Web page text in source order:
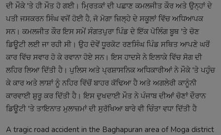
ਦੀ ਮੌਕੇ 'ਤੇ ਹੀ ਮੌਤ ਹੋ ਗਈ। ਮ੍ਰਿਤਕਾਂ ਦੀ ਪਛਾਣ ਕਮਲਜੀਤ ਕੌਰ ਅਤੇ ਉਨ੍ਹਾਂ ਦੇ
ਪਤੀ ਜਸਕਰਨ ਸਿੰਘ ਵਜੋਂ ਹੋਈ ਹੈ, ਜੋ ਮੋਗਾ ਜ਼ਿਲ੍ਹੇ ਦੇ ਸਕੂਲਾਂ ਵਿੱਚ ਅਧਿਆਪਕ
ਸਨ। ਕਮਲਜੀਤ ਕੌਰ ਇਸ ਸਮੇਂ ਸੰਗਤਪੁਰਾ ਪਿੰਡ ਦੇ ਇੱਕ ਪੋਲਿੰਗ ਬੂਥ 'ਤੇ ਚੋਣ
ਡਿਊਟੀ ਲਈ ਜਾ ਰਹੀ ਸੀ। ਉਹ ਦੋਵੇਂ ਧੂਰਕੋਟ ਰਣਸਿੰਘ ਪਿੰਡ ਸਥਿਤ ਆਪਣੇ ਘਰੋਂ
ਕਾਰ ਵਿੱਚ ਸਵਾਰ ਹੋ ਕੇ ਰਵਾਨਾ ਹੋਏ ਸਨ। ਇਸ ਹਾਦਸੇ ਨੇ ਇਲਾਕੇ ਵਿੱਚ ਸੋਗ ਦੀ
ਲਹਿਰ ਲਿਆ ਦਿੱਤੀ ਹੈ। ਪੁਲਿਸ ਅਤੇ ਪ੍ਰਸ਼ਾਸਨਿਕ ਅਧਿਕਾਰੀਆਂ ਨੇ ਮੌਕੇ 'ਤੇ ਪਹੁੰਚ
ਕੇ ਕਾਰ ਅਤੇ ਲਾਸ਼ਾਂ ਨੂੰ ਨਹਿਰ ਵਿੱਚੋਂ ਬਾਹਰ ਕੱਢਿਆ ਹੈ ਅਤੇ ਅਗਲੇਰੀ ਕਾਨੂੰਨੀ
ਕਾਰਵਾਈ ਸ਼ੁਰੂ ਕਰ ਦਿੱਤੀ ਹੈ। ਇਸ ਦੁਖਦਾਈ ਮੌਤ ਨੇ ਪੰਜਾਬ ਦੀਆਂ ਚੋਣਾਂ ਦੌਰਾਨ
ਡਿਊਟੀ 'ਤੇ ਤਾਇਨਾਤ ਮੁਲਾਜ਼ਮਾਂ ਦੀ ਸੁਰੱਖਿਆ ਬਾਰੇ ਵੀ ਚਿੰਤਾ ਵਧਾ ਦਿੱਤੀ ਹੈ
A tragic road accident in the Baghapuran area of Moga district